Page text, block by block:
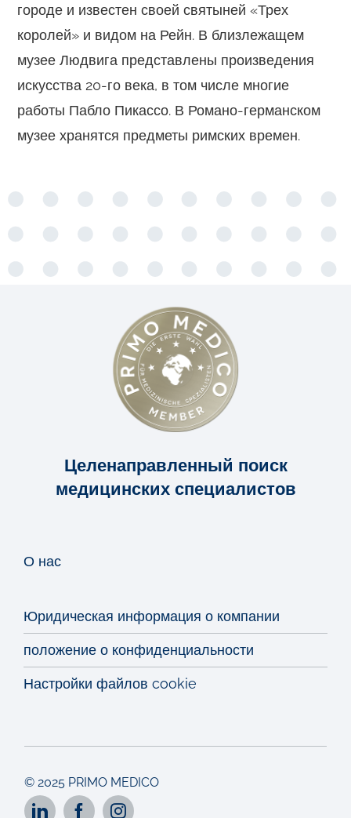
городе и известен своей святыней «Трех
королей» и видом на Рейн. В близлежащем
музее Людвига представлены произведения
искусства 20-го века, в том числе многие
работы Пабло Пикассо. В Романо-германском
музее хранятся предметы римских времен.
Целенаправленный поиск
медицинских специалистов
О нас
Юридическая информация о компании
положение о конфиденциальности
Настройки файлов cookie
© 2025 PRIMO MEDICO